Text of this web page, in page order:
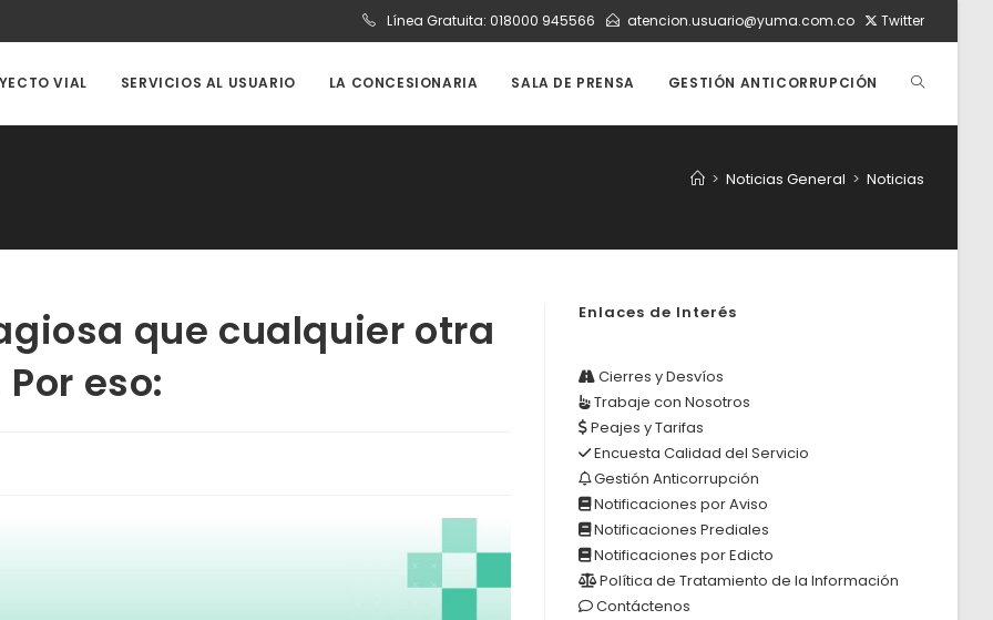
Línea Gratuita: 018000 945566 atencion.usuario@yuma.com.co Twitter
VIAL SERVICIOS AL USUARIO LA CONCESIONARIA SALA DE PRENSA GESTIÓN ANTICORRUPCIÓN ALTERNAR
DE
> Noticias General > Noticias
que cualquier otra
eso:
Enlaces de Interés
Cierres y Desvíos
Trabaje con Nosotros
Peajes y Tarifas
Encuesta Calidad del Servicio
Gestión Anticorrupción
Notificaciones por Aviso
Notificaciones Prediales
Notificaciones por Edicto
Política de Tratamiento de la Información
Contáctenos